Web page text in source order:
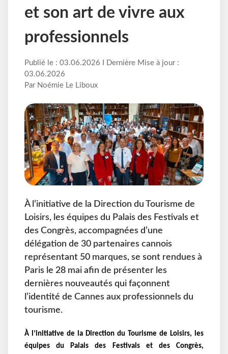
et son art de vivre aux
professionnels
Publié le : 03.06.2026 I Dernière Mise à jour :
03.06.2026
Par Noémie Le Liboux
À l’initiative de la Direction du Tourisme de
Loisirs, les équipes du Palais des Festivals et
des Congrès, accompagnées d’une
délégation de 30 partenaires cannois
représentant 50 marques, se sont rendues à
Paris le 28 mai afin de présenter les
dernières nouveautés qui façonnent
l’identité de Cannes aux professionnels du
tourisme.
À l’initiative de la Direction du Tourisme de Loisirs, les
équipes du Palais des Festivals et des Congrès,